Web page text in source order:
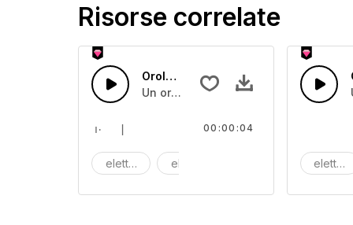
Risorse correlate
Orologio 15
Un orologio che ticchetta
elettrico elettronica
00:00:04